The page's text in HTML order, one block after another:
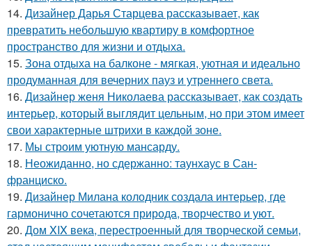
14. Дизайнер Дарья Старцева рассказывает, как
превратить небольшую квартиру в комфортное
пространство для жизни и отдыха.
15. Зона отдыха на балконе - мягкая, уютная и идеально
продуманная для вечерних пауз и утреннего света.
16. Дизайнер женя Николаева рассказывает, как создать
интерьер, который выглядит цельным, но при этом имеет
свои характерные штрихи в каждой зоне.
17. Мы строим уютную мансарду.
18. Неожиданно, но сдержанно: таунхаус в Сан-
франциско.
19. Дизайнер Милана колодник создала интерьер, где
гармонично сочетаются природа, творчество и уют.
20. Дом XIX века, перестроенный для творческой семьи,